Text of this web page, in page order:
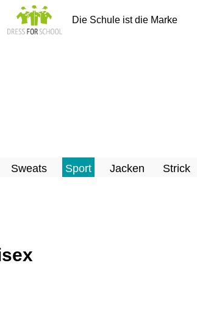
Die Schule ist die Marke
Sweats Sport Jacken Strick